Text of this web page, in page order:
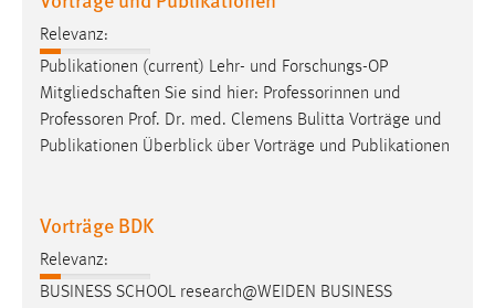
Relevanz:
Publikationen (current) Lehr- und Forschungs-OP
Mitgliedschaften Sie sind hier: Professorinnen und
Professoren Prof. Dr. med. Clemens Bulitta Vorträge und
Publikationen Überblick über Vorträge und Publikationen
Vorträge BDK
Relevanz:
BUSINESS SCHOOL research@WEIDEN BUSINESS